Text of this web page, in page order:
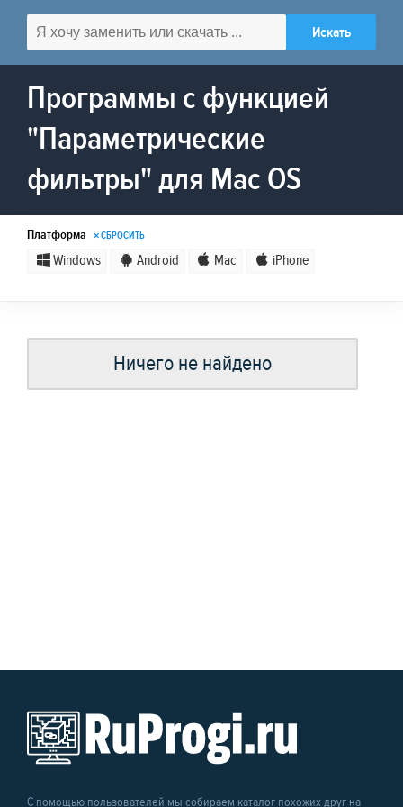
Программы с функцией
"Параметрические
фильтры" для Mac OS
Платформа × СБРОСИТЬ
Windows Android Mac iPhone
Ничего не найдено
С помощью пользователей мы собираем каталог похожих друг на